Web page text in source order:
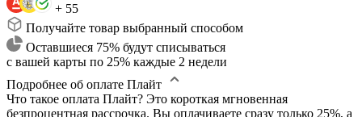
+ 55
Получайте товар выбранный способом
Оставшиеся 75% будут списываться
с вашей карты по 25% каждые 2 недели
Подробнее об оплате Плайт
Что такое оплата Плайт? Это короткая мгновенная
безпроцентная рассрочка. Вы оплачиваете сразу только 25%, а